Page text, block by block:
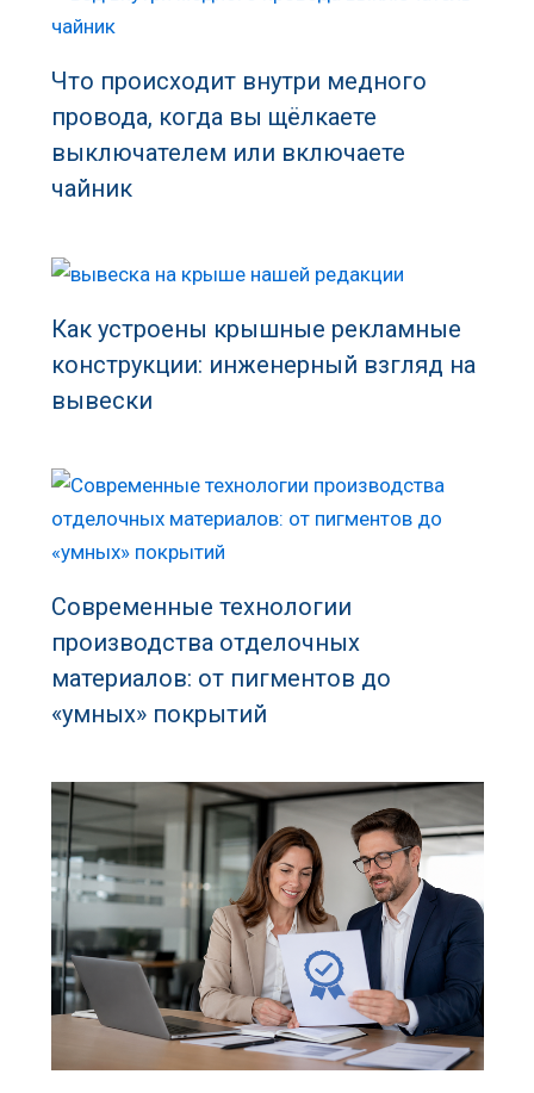
Что происходит внутри медного
провода, когда вы щёлкаете
выключателем или включаете
чайник
Как устроены крышные рекламные
конструкции: инженерный взгляд на
вывески
Современные технологии
производства отделочных
материалов: от пигментов до
«умных» покрытий